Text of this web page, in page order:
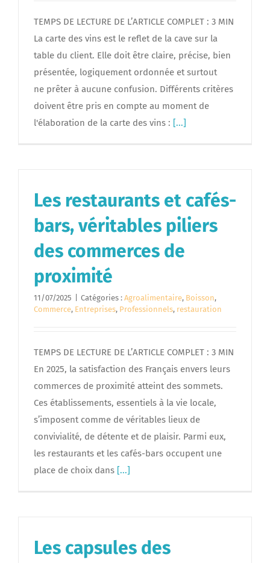
TEMPS DE LECTURE DE L’ARTICLE COMPLET : 3 MIN
La carte des vins est le reflet de la cave sur la
table du client. Elle doit être claire, précise, bien
présentée, logiquement ordonnée et surtout
ne prêter à aucune confusion. Différents critères
doivent être pris en compte au moment de
l'élaboration de la carte des vins : [...]
Les restaurants et cafés-
bars, véritables piliers
des commerces de
proximité
11/07/2025 Catégories : Agroalimentaire, Boisson,
Commerce, Entreprises, Professionnels, restauration
TEMPS DE LECTURE DE L’ARTICLE COMPLET : 3 MIN
En 2025, la satisfaction des Français envers leurs
commerces de proximité atteint des sommets.
Ces établissements, essentiels à la vie locale,
s’imposent comme de véritables lieux de
convivialité, de détente et de plaisir. Parmi eux,
les restaurants et les cafés-bars occupent une
place de choix dans [...]
Les capsules des